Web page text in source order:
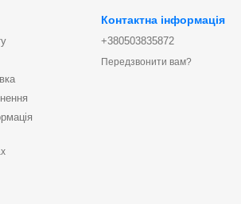
Контактна інформація
+380503835872
Передзвонити вам?